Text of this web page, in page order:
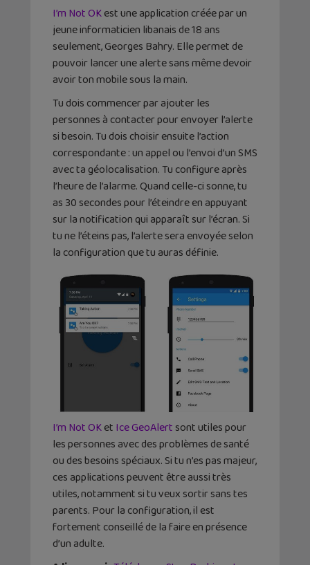
I’m Not OKest une application créée par un
jeune informaticien libanais de 18 ans
seulement, Georges Bahry. Elle permet de
pouvoir lancer une alerte sans même devoir
avoir ton mobile sous la main.
Tu dois commencer par ajouter les
personnes à contacter pour envoyer l’alerte
si besoin. Tu dois choisir ensuite l’action
correspondante : un appel ou l’envoi d’un SMS
avec ta géolocalisation. Tu configure après
l’heure de l’alarme. Quand celle-ci sonne, tu
as 30 secondes pour l’éteindre en appuyant
sur la notification qui apparaît sur l’écran. Si
tu ne l’éteins pas, l’alerte sera envoyée selon
la configuration que tu auras définie.
I’m Not OKet Ice GeoAlert sont utiles pour
les personnes avec des problèmes de santé
ou des besoins spéciaux. Si tu n’es pas majeur,
ces applications peuvent être aussi très
utiles, notamment si tu veux sortir sans tes
parents. Pour la configuration, il est
fortement conseillé de la faire en présence
d’un adulte.